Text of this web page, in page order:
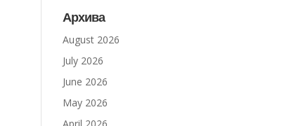
Архива
August 2026
July 2026
June 2026
May 2026